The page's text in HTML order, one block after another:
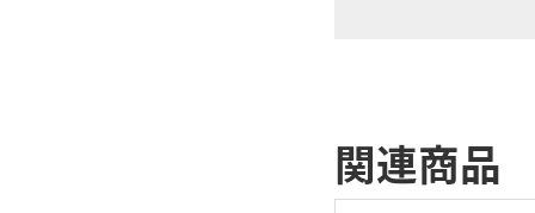
関連商品